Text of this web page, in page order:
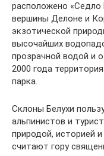
расположено «Седло
вершины Делоне и
экзотической
высочайших
прозрачной водой и
2000 года
парка.
Склоны Белухи
альпинистов и
природой, историей
считают гору